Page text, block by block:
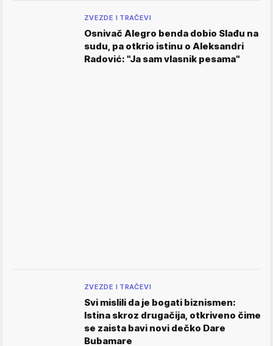
ZVEZDE I TRAČEVI
Osnivač Alegro benda dobio Slađu na
sudu, pa otkrio istinu o Aleksandri
Radović: "Ja sam vlasnik pesama"
ZVEZDE I TRAČEVI
Svi mislili da je bogati biznismen:
Istina skroz drugačija, otkriveno čime
se zaista bavi novi dečko Dare
Bubamare